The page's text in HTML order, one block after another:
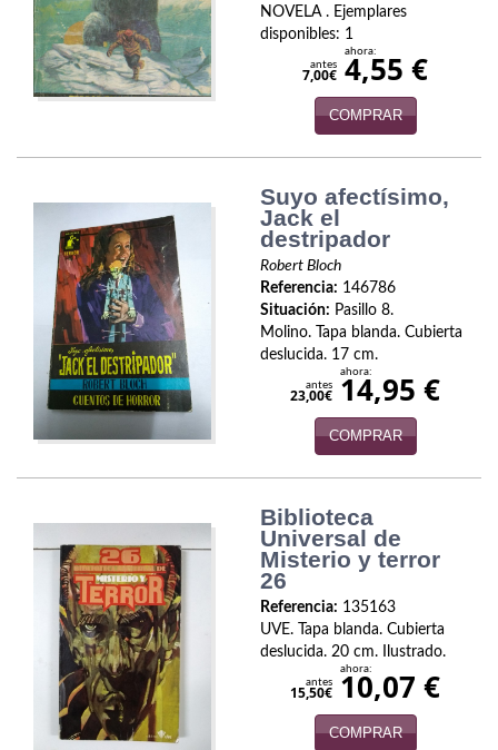
Cine
Cocina
Cuentos y relatos
Derecho
Discos deVinilo. LP
Divulgación científica
DVD
Economía
Ensayo literario
Filosofía
Física y Química
Física y química
NOVELA . Ejemplares
disponibles: 1
antes
7,00€
ahora:
4,55 €
COMPRAR
Suyo afectísimo,
Jack el
destripador
Robert Bloch
Referencia: 146786
Situación: Pasillo 8.
Molino. Tapa blanda. Cubierta
deslucida. 17 cm.
antes
23,00€
ahora:
14,95 €
COMPRAR
Biblioteca
Universal de
Misterio y terror
26
Referencia: 135163
UVE. Tapa blanda. Cubierta
deslucida. 20 cm. Ilustrado.
antes
15,50€
ahora:
10,07 €
COMPRAR